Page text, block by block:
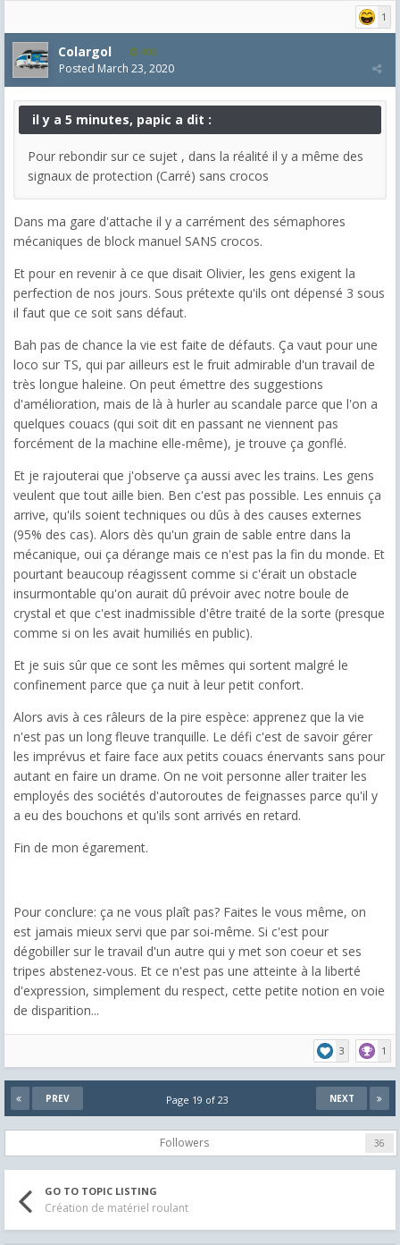
1
Colargol 408
Posted March 23, 2020
il y a 5 minutes, papic a dit :
Pour rebondir sur ce sujet , dans la réalité il y a même des
signaux de protection (Carré) sans crocos
Dans ma gare d'attache il y a carrément des sémaphores
mécaniques de block manuel SANS crocos.
Et pour en revenir à ce que disait Olivier, les gens exigent la
perfection de nos jours. Sous prétexte qu'ils ont dépensé 3 sous
il faut que ce soit sans défaut.
Bah pas de chance la vie est faite de défauts. Ça vaut pour une
loco sur TS, qui par ailleurs est le fruit admirable d'un travail de
très longue haleine. On peut émettre des suggestions
d'amélioration, mais de là à hurler au scandale parce que l'on a
quelques couacs (qui soit dit en passant ne viennent pas
forcément de la machine elle-même), je trouve ça gonflé.
Et je rajouterai que j'observe ça aussi avec les trains. Les gens
veulent que tout aille bien. Ben c'est pas possible. Les ennuis ça
arrive, qu'ils soient techniques ou dûs à des causes externes
(95% des cas). Alors dès qu'un grain de sable entre dans la
mécanique, oui ça dérange mais ce n'est pas la fin du monde. Et
pourtant beaucoup réagissent comme si c'érait un obstacle
insurmontable qu'on aurait dû prévoir avec notre boule de
crystal et que c'est inadmissible d'être traité de la sorte (presque
comme si on les avait humiliés en public).
Et je suis sûr que ce sont les mêmes qui sortent malgré le
confinement parce que ça nuit à leur petit confort.
Alors avis à ces râleurs de la pire espèce: apprenez que la vie
n'est pas un long fleuve tranquille. Le défi c'est de savoir gérer
les imprévus et faire face aux petits couacs énervants sans pour
autant en faire un drame. On ne voit personne aller traiter les
employés des sociétés d'autoroutes de feignasses parce qu'il y
a eu des bouchons et qu'ils sont arrivés en retard.
Fin de mon égarement.
Pour conclure: ça ne vous plaît pas? Faites le vous même, on
est jamais mieux servi que par soi-même. Si c'est pour
dégobiller sur le travail d'un autre qui y met son coeur et ses
tripes abstenez-vous. Et ce n'est pas une atteinte à la liberté
d'expression, simplement du respect, cette petite notion en voie
de disparition...
3 1
PREV NEXT
Page 19 of 23
Followers 36
GO TO TOPIC LISTING
Création de matériel roulant